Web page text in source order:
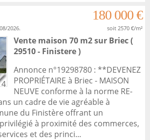
180 000 €
2026. soit 2570 €/m²
4
Vente maison 70 m2sur Briec(
29510 - Finistere )
Annonce n°19298780 : **DEVENEZ
PROPRIÉTAIRE à Briec - MAISON
NEUVE conforme à la norme RE-
un cadre de vie agréable à
du Finistère offrant un
à proximité des commerces,
et des princi...